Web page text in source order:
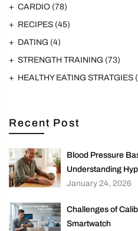
CARDIO (78)
RECIPES (45)
DATING (4)
STRENGTH TRAINING (73)
HEALTHY EATING STRATGIES
Recent Post
Blood Pressure
Understanding
January 24, 2026
Challenges of
Smartwatch